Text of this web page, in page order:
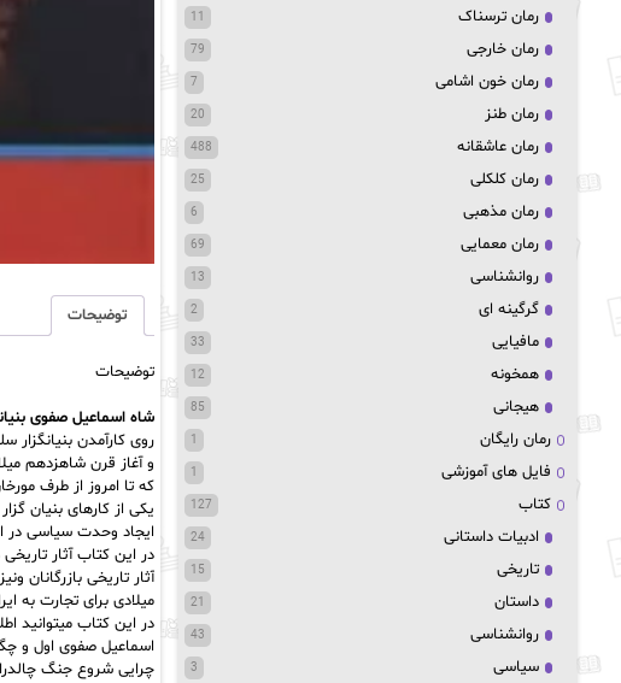
توضیحات
توضیحات
شاه اسماعیل صفوی
روی کارآمدن
و آغاز قرن شاهزدهم
که تا امروز از طرف
یکی از کارهای بنیان
ایجاد وحدت سیاسی در
در این کتاب آثار
آثار تاریخی بازرگانان
میلادی برای تجارت به
در این کتاب میتوانید
اسماعیل صفوی اول و
چرایی شروع جنگ
رمان ترسناک 11
رمان خارجی 79
رمان خون اشامی 7
رمان طنز 20
رمان عاشقانه 488
رمان کلکلی 25
رمان مذهبی 6
رمان معمایی 69
روانشناسی 13
گرگینه ای 2
مافیایی 33
همخونه 12
هیجانی 85
رمان رایگان 1
فایل های آموزشی 1
کتاب 127
ادبیات داستانی 24
تاریخی 15
داستان 21
روانشناسی 43
سیاسی 3